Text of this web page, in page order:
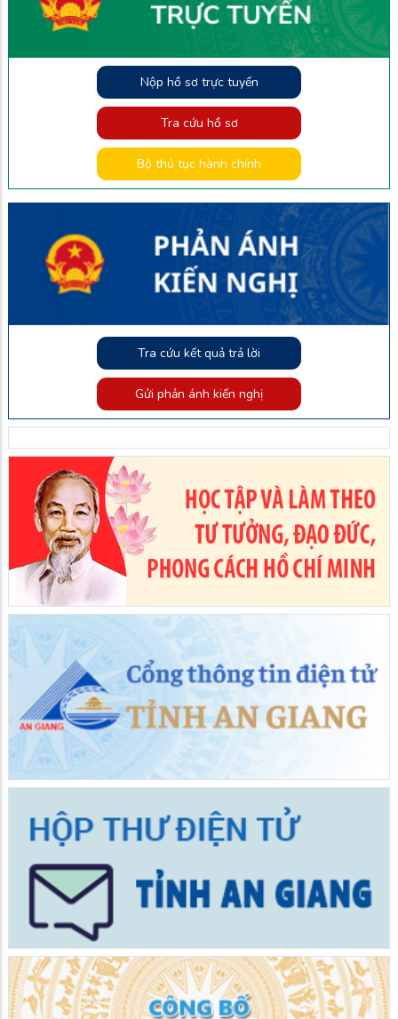
Nộp hồ sơ trực tuyến
Tra cứu hồ sơ
Bộ thủ tục hành chính
Tra cứu kết quả trả lời
Gửi phản ánh kiến nghị